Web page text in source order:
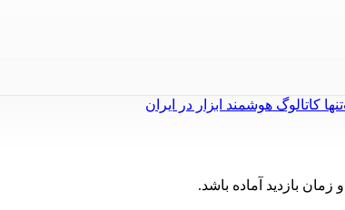
تنها کاتالوگ هوشمند ابزار در ایران
بازدید آماده باشد.